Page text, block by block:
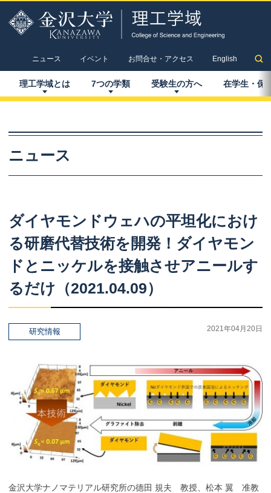
ニュース イベント お問合せ・アクセス English
理工学域とは 7つの学類 受験生の方へ 在学生 ・ 保
ニュース
ダイヤモンドウェハの平坦化におけ
る研磨代替技術を 開発！ ダイヤモン
ド と ニッケルを接触させアニールす
るだけ （2021.04.09）
研究情報 2021年04月20日
金沢大学ナノマテリアル研究所の德田 規夫 教授、松本 翼 准教